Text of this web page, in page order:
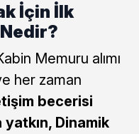
İçin İlk
Memuru alımı
her zaman
becerisi
yatkın, Dinamik